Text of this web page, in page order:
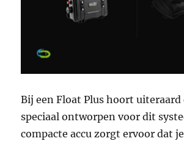
Bij een Float Plus hoort uiteraard
speciaal ontworpen voor dit
compacte accu zorgt ervoor dat